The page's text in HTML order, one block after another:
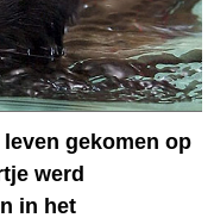
gekomen op
werd
in het